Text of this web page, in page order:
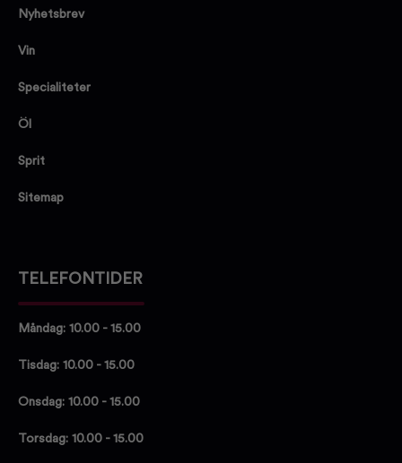
Nyhetsbrev
Vin
Specialiteter
Öl
Sprit
Sitemap
TELEFONTIDER
Måndag: 10.00 - 15.00
Tisdag: 10.00 - 15.00
Onsdag: 10.00 - 15.00
Torsdag: 10.00 - 15.00